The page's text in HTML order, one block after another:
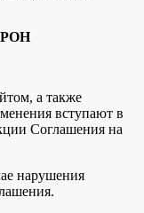
а также
вступают в
Соглашения на
нарушения